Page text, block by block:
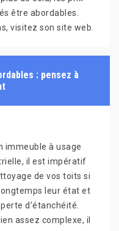
être abordables.
visitez son site web.
: pensez à
immeuble à usage
il est impératif
de vos toits si
leur état et
d’étanchéité.
assez complexe, il